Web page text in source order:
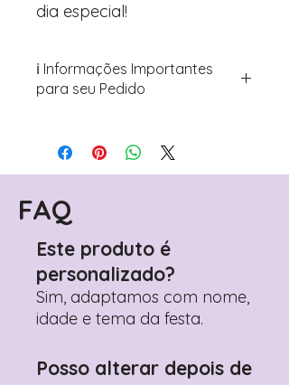
dia especial!
ℹ️ Informações Importantes
para seu Pedido
Avance para a página de checkout
(próximo passo após o carrinho)
Encontre o campo de "Notas do
Pedido"
Adicione ali todos os detalhes de
Prefere fazer seu pedido pelo
WhatsApp? Clique aqui para nos
contactar: +351 960 119 353
FAQ
Este produto é
personalizado?
Sim, adaptamos com nome,
idade e tema da festa.
Posso alterar depois de